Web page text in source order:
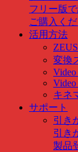
フリー版
ご購入くだ
活用方法
変換
キネ
サポート
引き
引き
製品